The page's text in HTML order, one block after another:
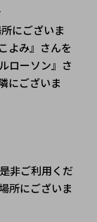
にございま
よみ』さんを
ローソン』さ
にございま
非ご利用くだ
所にございま